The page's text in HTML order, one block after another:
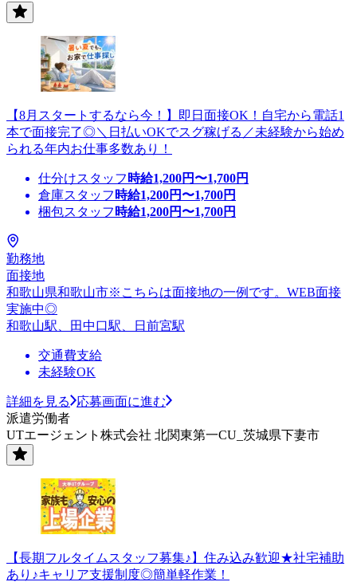
【8月スタートするなら今！】即日面接OK！自宅から電話1
本で面接完了◎＼日払いOKでスグ稼げる／未経験から始め
られる年内お仕事多数あり！
仕分けスタッフ 時給1,200円〜1,700円
倉庫スタッフ 時給1,200円〜1,700円
梱包スタッフ 時給1,200円〜1,700円
勤務地
面接地
和歌山県和歌山市※こちらは面接地の一例です。WEB面接
実施中◎
和歌山駅、田中口駅、日前宮駅
交通費支給
未経験OK
詳細を見る
応募画面に進む
派遣労働者
UTエージェント株式会社 北関東第一CU_茨城県下妻市
【長期フルタイムスタッフ募集♪】住み込み歓迎★社宅補助
あり♪キャリア支援制度◎簡単軽作業！